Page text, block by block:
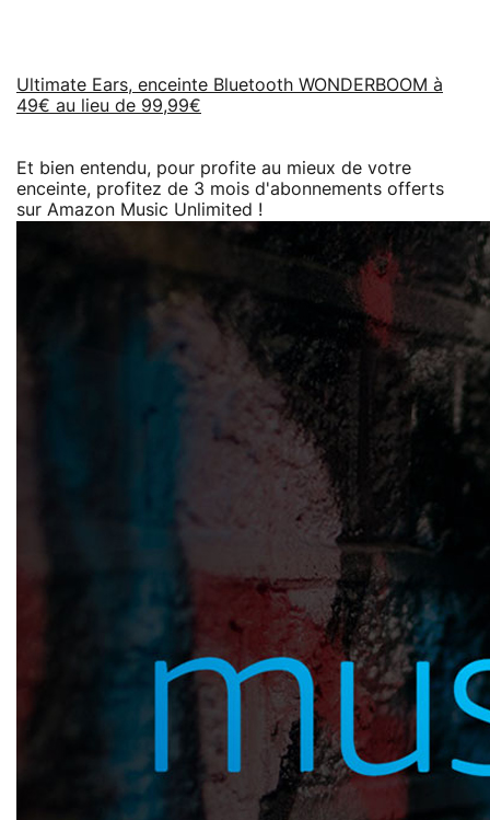
Ultimate Ears, enceinte Bluetooth WONDERBOOM à
49€ au lieu de 99,99€
Et bien entendu, pour profite au mieux de votre
enceinte, profitez de 3 mois d'abonnements offerts
sur Amazon Music Unlimited !